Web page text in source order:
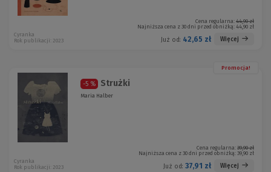
Cena regularna: 44,90 zł
Najniższa cena z 30 dni przed obniżką: 44,90 zł
Już od: 42,65 zł Więcej
Cyranka
Rok publikacji: 2023
Promocja!
-5 % Strużki
Maria Halber
Cena regularna: 39,90 zł
Najniższa cena z 30 dni przed obniżką: 39,90 zł
Już od: 37,91 zł Więcej
Cyranka
Rok publikacji: 2023